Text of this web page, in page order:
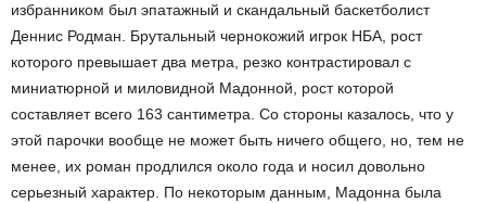
избранником был эпатажный и скандальный баскетболист
Деннис Родман. Брутальный чернокожий игрок НБА, рост
которого превышает два метра, резко контрастировал с
миниатюрной и миловидной Мадонной, рост которой
составляет всего 163 сантиметра. Со стороны казалось, что у
этой парочки вообще не может быть ничего общего, но, тем не
менее, их роман продлился около года и носил довольно
серьезный характер. По некоторым данным, Мадонна была